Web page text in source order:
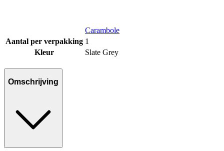
Carambole
Aantal per verpakking 1
Kleur
Slate Grey
Omschrijving